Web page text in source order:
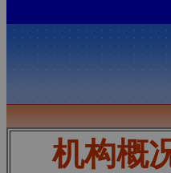
机构概